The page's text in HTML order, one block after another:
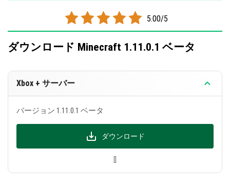
リースすることに決めました。
つまり、Minecraft 1.11.0.1では、ゲームの新機能に
べき業績を追加しました。
サンドボックスはまた、望むアイテムを手に入れる
のがさらに簡単になるようにトレーディングプロセ
スを更新しました。住民とのやり取りのインターフ
ェースは改善され、交換用の追加パネルも登場しま
した。
また、Minecraft PE 1.11.0.1で実験的なゲームプレイ
5.00/5
ダウンロード Minecraft 1.11.0.1 ベータ
Xbox + サーバー
バージョン 1.11.0.1 ベータ
ダウンロード